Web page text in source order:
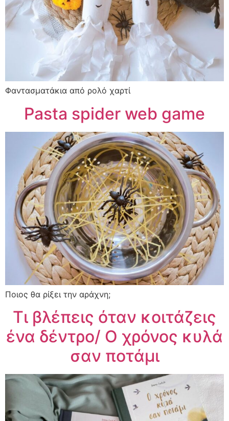
Φαντασματάκια από ρολό χαρτί
Pasta spider web game
Ποιος θα ρίξει την αράχνη;
Τι βλέπεις όταν κοιτάζεις
ένα δέντρο/ Ο χρόνος κυλά
σαν ποτάμι